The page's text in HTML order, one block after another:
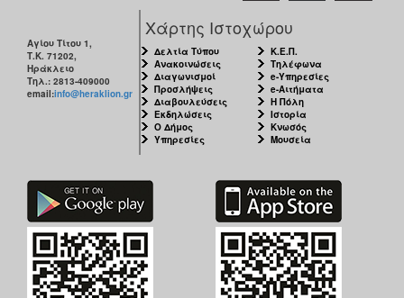
Αγίου Τίτου 1,
Τ.Κ. 71202,
Ηράκλειο
Τηλ.: 2813-409000
email:info@heraklion.gr
Χάρτης Ιστοχώρου
Δελτία Τύπου
Ανακοινώσεις
Διαγωνισμοί
Προσλήψεις
Διαβουλεύσεις
Εκδηλώσεις
Ο Δήμος
Υπηρεσίες
Κ.Ε.Π.
Τηλέφωνα
e-Υπηρεσίες
e-Αιτήματα
Η Πόλη
Ιστορία
Κνωσός
Μουσεία